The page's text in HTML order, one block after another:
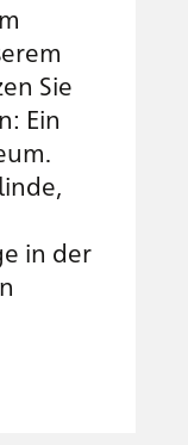
Sie
Ein
in der